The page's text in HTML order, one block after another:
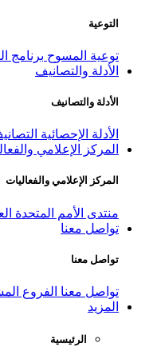
التوعية
توعية المسوح برنامج
الأدلة والتصانيف
الأدلة والتصانيف
الأدلة الإحصائية
المركز الإعلامي
المركز الإعلامي والفعاليات
منتدى الأمم المتحدة
تواصل معنا
تواصل معنا
تواصل معنا الفروع
المزيد
الرئيسية